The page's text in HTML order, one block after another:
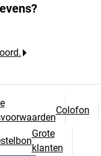
Colofon
Grote
klanten